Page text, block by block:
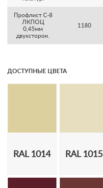
Профлист С-8
ЛКПОЦ
0,45мм
двухсторон.
1180
ДОСТУПНЫЕ ЦВЕТА
RAL 1014 RAL 1015